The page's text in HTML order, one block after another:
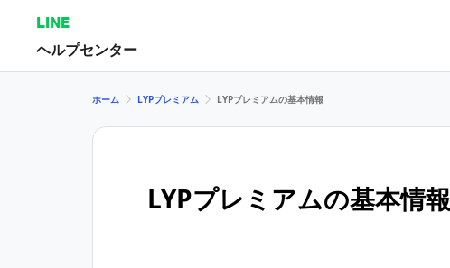
LINE
ヘルプセンター
ホーム LYPプレミアム LYPプレミアムの基本情報
LYPプレミアムの基本情報